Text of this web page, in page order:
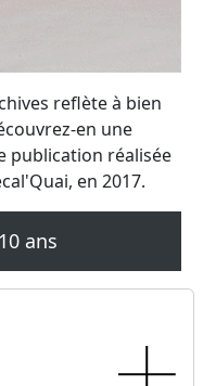
reflète à bien
en une
publication réalisée
en 2017.
ans